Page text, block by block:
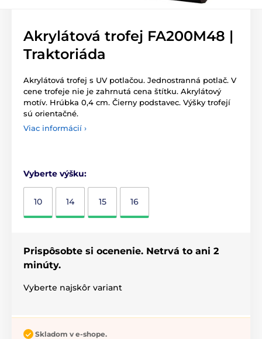
Akrylátová trofej FA200M48 |
Traktoriáda
Akrylátová trofej s UV potlačou. Jednostranná potlač. V
cene trofeje nie je zahrnutá cena štítku. Akrylátový
motív. Hrúbka 0,4 cm. Čierny podstavec. Výšky trofejí
sú orientačné.
Viac informácií ›
Vyberte výšku:
10 14 15 16
Prispôsobte si ocenenie. Netrvá to ani 2
minúty.
Vyberte najskôr variant
Skladom v e-shope.